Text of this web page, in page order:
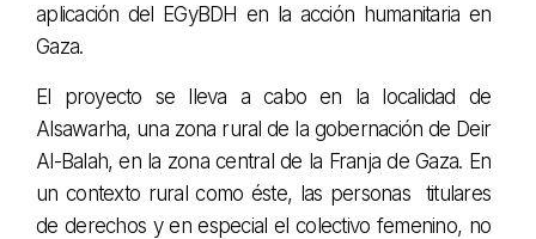
aplicación del EGyBDH en la acción humanitaria en
Gaza.
El proyecto se lleva a cabo en la localidad de
Alsawarha, una zona rural de la gobernación de Deir
Al-Balah, en la zona central de la Franja de Gaza. En
un contexto rural como éste, las personas titulares
de derechos y en especial el colectivo femenino, no